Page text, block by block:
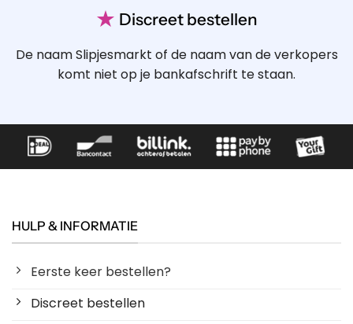
★ Discreet bestellen
De naam Slipjesmarkt of de naam van de verkopers
komt niet op je bankafschrift te staan.
HULP & INFORMATIE
Eerste keer bestellen?
Discreet bestellen